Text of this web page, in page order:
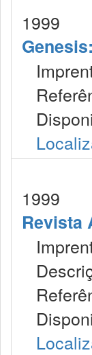
1999
1999
Revista